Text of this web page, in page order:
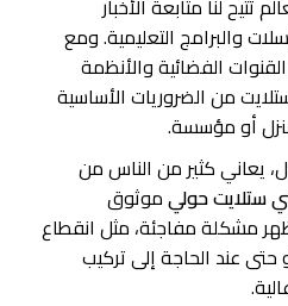
تتيح لنا متابعة الأخبار
والبرامج التعليمية. ومع
الفضائية والأنظمة
من الضروريات الأساسية
أو مؤسسة.
يعاني كثير من الناس من
ستلايت حوليموثوق
مشكلة مفاجئة، مثل انقطاع
حتى عند الحاجة إلى تركيب